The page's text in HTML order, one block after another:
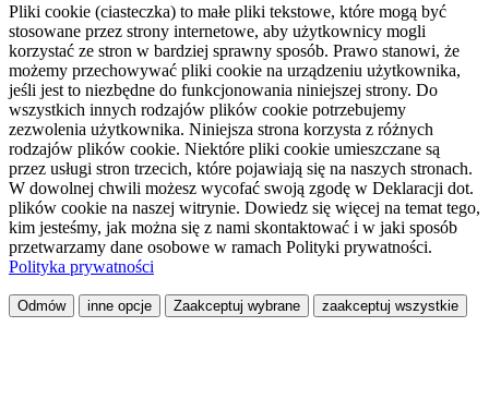
Pliki cookie (ciasteczka) to małe pliki tekstowe, które mogą być
stosowane przez strony internetowe, aby użytkownicy mogli
korzystać ze stron w bardziej sprawny sposób. Prawo stanowi, że
możemy przechowywać pliki cookie na urządzeniu użytkownika,
jeśli jest to niezbędne do funkcjonowania niniejszej strony. Do
wszystkich innych rodzajów plików cookie potrzebujemy
zezwolenia użytkownika. Niniejsza strona korzysta z różnych
rodzajów plików cookie. Niektóre pliki cookie umieszczane są
przez usługi stron trzecich, które pojawiają się na naszych stronach.
W dowolnej chwili możesz wycofać swoją zgodę w Deklaracji dot.
plików cookie na naszej witrynie. Dowiedz się więcej na temat tego,
kim jesteśmy, jak można się z nami skontaktować i w jaki sposób
przetwarzamy dane osobowe w ramach Polityki prywatności.
Polityka prywatności
Odmów inne opcje Zaakceptuj wybrane zaakceptuj wszystkie